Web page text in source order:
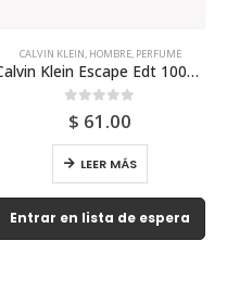
CALVIN KLEIN HOMBRE, PERFUME
Calvin Klein Escape Edt 100ml Para Hombre
0out of 5
$ 61.00
LEER MÁS
Entrar en lista de espera